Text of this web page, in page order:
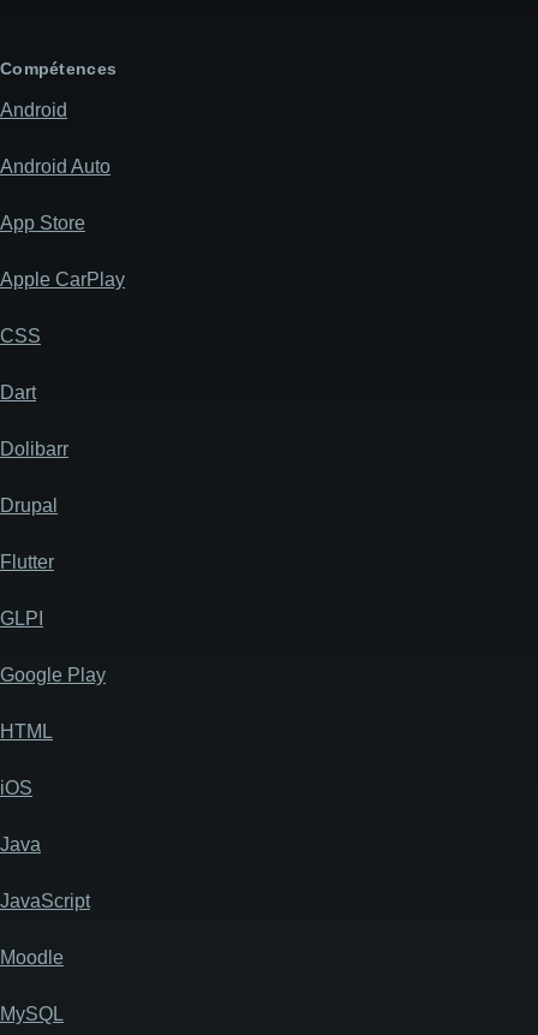
message
Compétences
Android
Android Auto
App Store
Apple CarPlay
CSS
Dart
Dolibarr
Drupal
Flutter
GLPI
Google Play
HTML
iOS
Java
JavaScript
Moodle
MySQL